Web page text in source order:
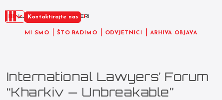
MI SMO ŠTO RADIMO ODVJETNICI ARHIVA OBJAVA
Kontaktirajte nas
International Lawyers’ Forum
“Kharkiv — Unbreakable”